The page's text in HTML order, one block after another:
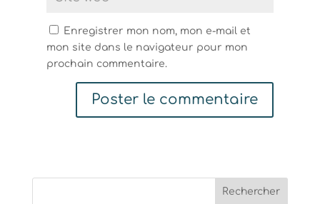
Enregistrer mon nom, mon e-mail et
mon site dans le navigateur pour mon
prochain commentaire.